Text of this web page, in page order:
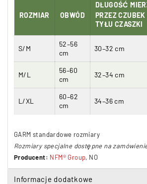
ROZMIAR OBWÓD
DŁUGOŚĆ
PRZEZ CZUBEK
TYŁU CZASZKI
S/M
52–56
cm
30–32 cm
M/L
56–60
cm
32–34 cm
L/XL
60–62
cm
34–36 cm
GARM standardowe rozmiary
Rozmiary specjalne dostępne na
Producent: NFM® Group, NO
Informacje dodatkowe